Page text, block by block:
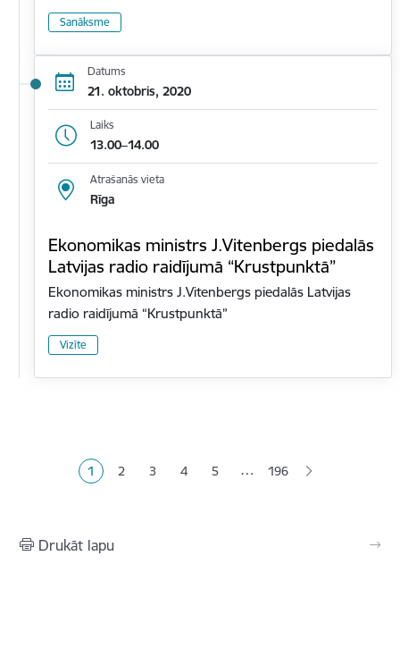
Sanāksme
Datums
21. oktobris, 2020
Laiks
13.00–14.00
Atrašanās vieta
Rīga
Ekonomikas ministrs J.Vitenbergs piedalās
Latvijas radio raidījumā “Krustpunktā”
Ekonomikas ministrs J.Vitenbergs piedalās Latvijas
radio raidījumā “Krustpunktā”
Vizīte
Pašreizējā lapa
1 Lapa
2 Lapa
3 Lapa
4 Lapa
5 … 196
Drukāt lapu